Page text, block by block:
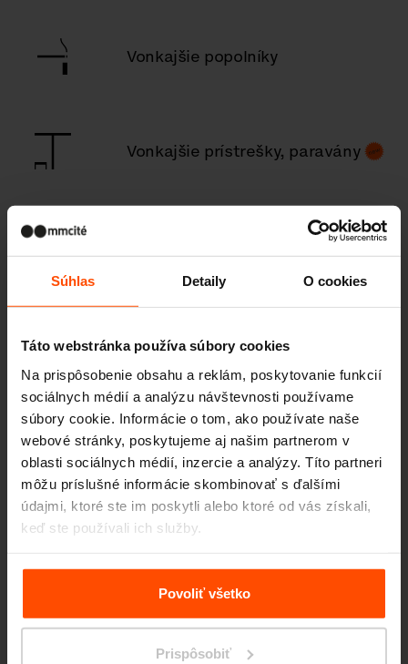
Súhlas Detaily O cookies
Táto webstránka používa súbory cookies
Na prispôsobenie obsahu a reklám, poskytovanie funkcií
sociálnych médií a analýzu návštevnosti používame
súbory cookie. Informácie o tom, ako používate naše
webové stránky, poskytujeme aj našim partnerom v
oblasti sociálnych médií, inzercie a analýzy. Títo partneri
môžu príslušné informácie skombinovať s ďalšími
údajmi, ktoré ste im poskytli alebo ktoré od vás získali,
keď ste používali ich služby.
Viac informácií nájdete na stránkeZásady zpracování
Povoliť všetko
Prispôsobiť
Vonkajšie popolníky
Vonkajšie prístrešky, paravány
Prístrešky pre fajčiarov
Prístrešky na bicykle
Parkové stoly
Stojany na bicykle / kolobežky